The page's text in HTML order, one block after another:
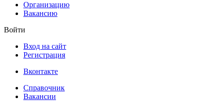
Организацию
Вакансию
Войти
Вход на сайт
Регистрация
Вконтакте
Справочник
Вакансии